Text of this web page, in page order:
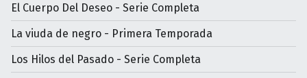
El Cuerpo Del Deseo - Serie Completa
La viuda de negro - Primera Temporada
Los Hilos del Pasado - Serie Completa